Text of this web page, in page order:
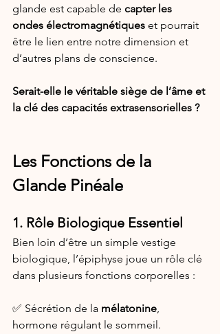
glande est capable de capter les
ondes électromagnétiques et pourrait
être le lien entre notre dimension et
d’autres plans de conscience.
Serait-elle le véritable siège de l’âme et
la clé des capacités extrasensorielles ?
Les Fonctions de la
Glande Pinéale
1. Rôle Biologique Essentiel
Bien loin d’être un simple vestige
biologique, l’épiphyse joue un rôle clé
dans plusieurs fonctions corporelles :
✅ Sécrétion de la mélatonine,
hormone régulant le sommeil.